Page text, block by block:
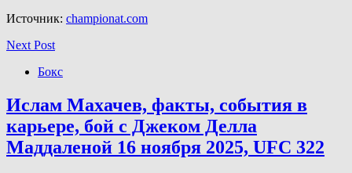
Источник: championat.com
Next Post
Бокс
Ислам Махачев, факты, события в
карьере, бой с Джеком Делла
Маддаленой 16 ноября 2025, UFC 322